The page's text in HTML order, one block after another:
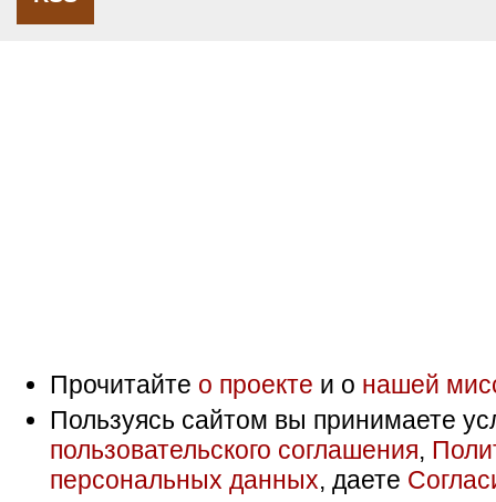
Прочитайте о проекте и о нашей
Пользуясь сайтом вы принимаете
пользовательского соглашения,
персональных данных, даете